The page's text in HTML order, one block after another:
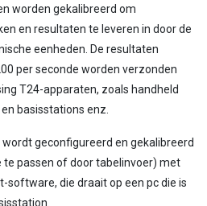
worden gekalibreerd om
en resultaten te leveren in door de
eenheden. De resultaten
per seconde worden verzonden
T24-apparaten, zoals handheld
basisstations enz.
geconfigureerd en gekalibreerd
te passen of door tabelinvoer) met
software, die draait op een pc die is